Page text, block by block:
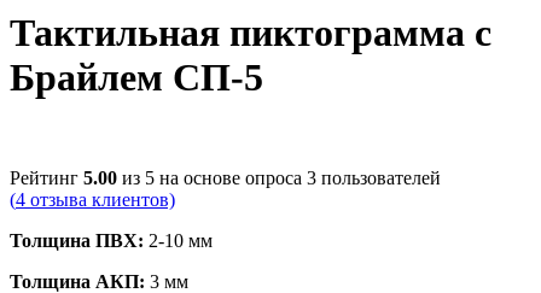
Тактильная пиктограмма с
Брайлем СП-5
Рейтинг 5.00 из 5 на основе опроса 3 пользователей
(4 отзыва клиентов)
Толщина ПВХ: 2-10 мм
Толщина АКП: 3 мм